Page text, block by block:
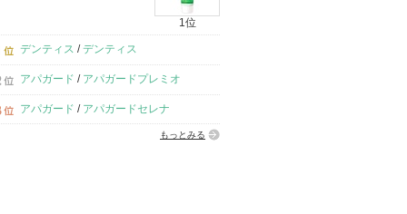
1位
デンティス /デンティス
アパガード / アパガードプレミオ
アパガード / アパガードセレナ
もっとみる